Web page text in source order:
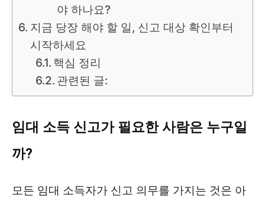
야 하나요?
지금 당장 해야 할 일, 신고 대상 확인부터
시작하세요
핵심 정리
관련된 글:
임대 소득 신고가 필요한 사람은 누구일
까?
모든 임대 소득자가 신고 의무를 가지는 것은 아